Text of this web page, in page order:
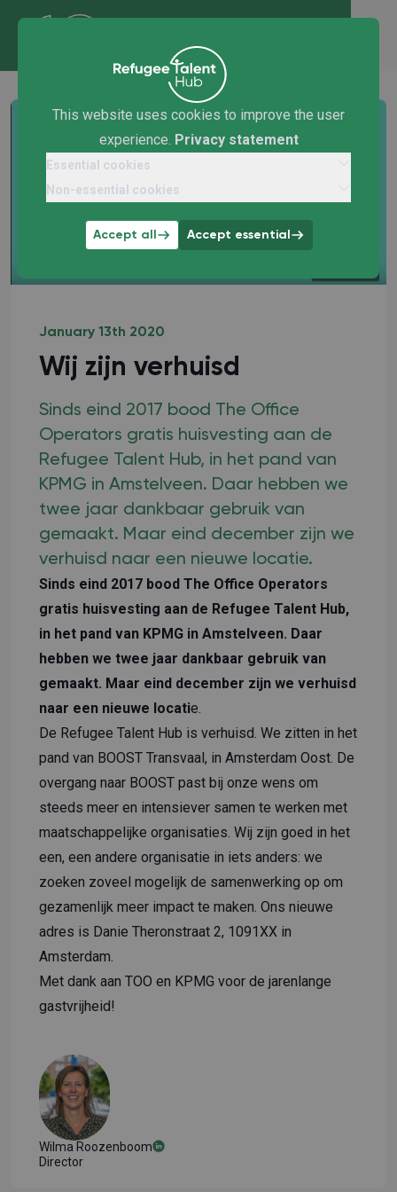
This website uses cookies to improve the user
experience. Privacy statement
Essential cookies
Non-essential cookies
Accept all Accept essential
January 13th 2020
Wij zijn verhuisd
Sinds eind 2017 bood The Office
Operators gratis huisvesting aan de
Refugee Talent Hub, in het pand van
KPMG in Amstelveen. Daar hebben we
twee jaar dankbaar gebruik van
gemaakt. Maar eind december zijn we
verhuisd naar een nieuwe locatie.
Sinds eind 2017 bood The Office Operators
gratis huisvesting aan de Refugee Talent Hub,
in het pand van KPMG in Amstelveen. Daar
hebben we twee jaar dankbaar gebruik van
gemaakt. Maar eind december zijn we verhuisd
naar een nieuwe locatie.
De Refugee Talent Hub is verhuisd. We zitten in het
pand van BOOST Transvaal , in Amsterdam Oost. De
overgang naar BOOST past bij onze wens om
steeds meer en intensiever samen te werken met
maatschappelijke organisaties. Wij zijn goed in het
een, een andere organisatie in iets anders: we
zoeken zoveel mogelijk de samenwerking op om
gezamenlijk meer impact te maken. Ons nieuwe
adres is Danie Theronstraat 2, 1091XX in
Amsterdam.
Met dank aan TOO en KPMG voor de jarenlange
gastvrijheid!
Wilma Roozenboom
Director